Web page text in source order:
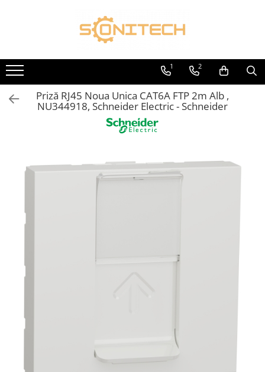
Toate Produsele
FOTOVOLTAICE
Acumulatori
ATS / Comutatoare Transfer
Panouri Fotovoltaice
Sisteme de prindere
Busbar Șine Conexiuni
1 2
Priză RJ45 Noua Unica CAT6A FTP 2m Alb ,
NU344918, Schneider Electric - Schneider